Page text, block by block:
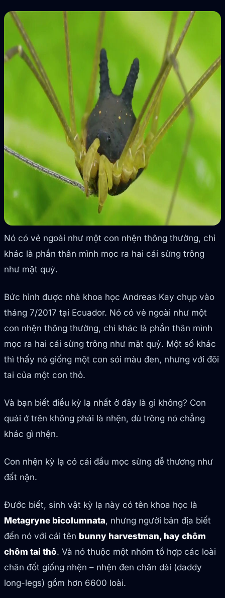
Nó có vẻ ngoài như một con nhện thông thường, chỉ
khác là phần thân mình mọc ra hai cái sừng trông
như mặt quỷ.
Bức hình được nhà khoa học Andreas Kay chụp vào
tháng 7/2017 tại Ecuador. Nó có vẻ ngoài như một
con nhện thông thường, chỉ khác là phần thân mình
mọc ra hai cái sừng trông như mặt quỷ. Một số khác
thì thấy nó giống một con sói màu đen, nhưng với đôi
tai của một con thỏ.
Và bạn biết điều kỳ lạ nhất ở đây là gì không? Con
quái ở trên không phải là nhện, dù trông nó chẳng
khác gì nhện.
Con nhện kỳ lạ có cái đầu mọc sừng dễ thương như
đất nặn.
Đước biết, sinh vật kỳ lạ này có tên khoa học là
Metagryne bicolumnata, nhưng người bản địa biết
đến nó với cái tên bunny harvestman, hay chôm
chôm tai thỏ. Và nó thuộc một nhóm tổ hợp các loài
chân đốt giống nhện – nhện đen chân dài (daddy
long-legs) gồm hơn 6600 loài.